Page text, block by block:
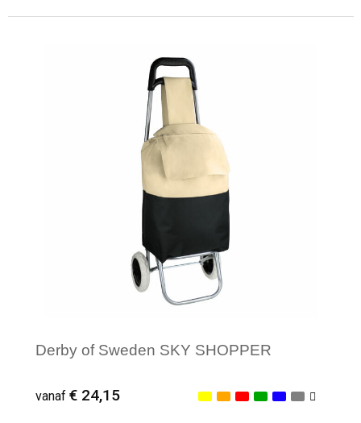
Minimale afname: 1
Derby of Sweden SKY SHOPPER
vanaf € 24,15